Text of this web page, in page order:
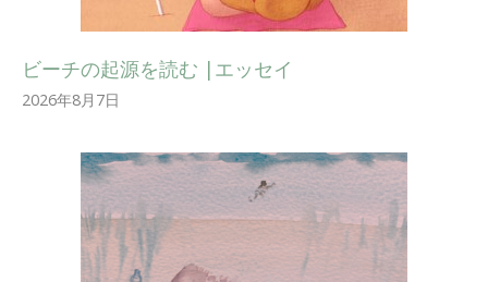
ビーチの起源を読む |エッセイ
2026年8月7日